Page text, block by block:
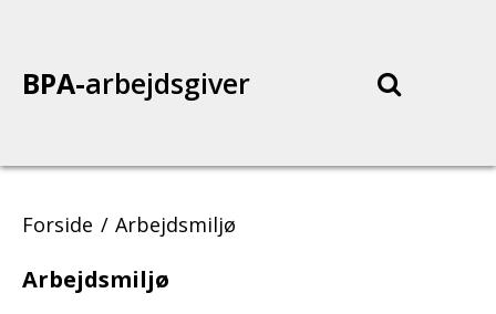
indhold
indhold
BPA-arbejdsgiver
Forside Arbejdsmiljø
Arbejdsmiljø